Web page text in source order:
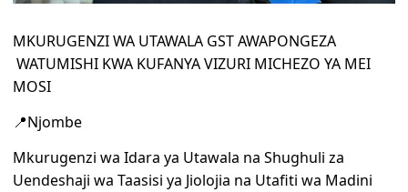
MKURUGENZI WA UTAWALA GST AWAPONGEZA
WATUMISHI KWA KUFANYA VIZURI MICHEZO YA MEI
MOSI
📍Njombe
Mkurugenzi wa Idara ya Utawala na Shughuli za
Uendeshaji wa Taasisi ya Jiolojia na Utafiti wa Madini